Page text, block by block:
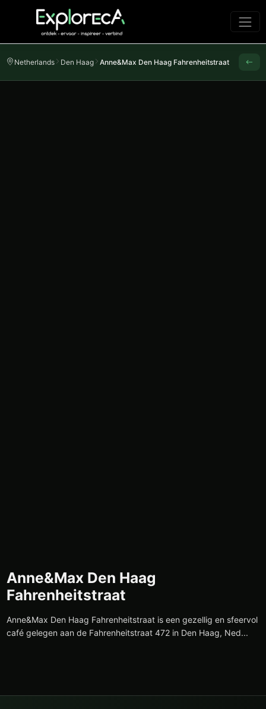
Netherlands Den Haag Anne&Max Den Haag Fahrenheitstraat
Anne&Max Den Haag
Fahrenheitstraat
Anne&Max Den Haag Fahrenheitstraat is een gezellig en sfeervol
café gelegen aan de Fahrenheitstraat 472 in Den Haag, Ned...